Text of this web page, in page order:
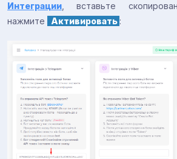
Интеграции , вставьте
нажмите
Активировать :